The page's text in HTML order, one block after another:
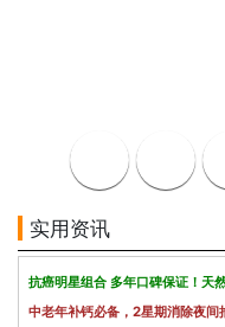
实用资讯
抗癌明星组合 多年口碑保证！天
中老年补钙必备，2星期消除夜